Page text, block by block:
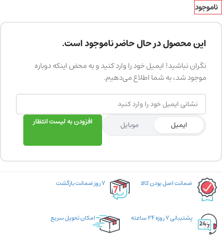
ناموجود
این محصول در حال حاضر ناموجود است.
نگران نباشید! ایمیل خود را وارد کنید و به محض اینکه دوباره
موجود شد، به شما اطلاع می‌دهیم.
ایمیل موبایل افزودن به لیست انتظار
ضمانت اصل بودن کالا ۷ روز ضمانت بازگشت
پشتیبانی ۷ روزه ۲۴ ساعته امکان تحویل سریع